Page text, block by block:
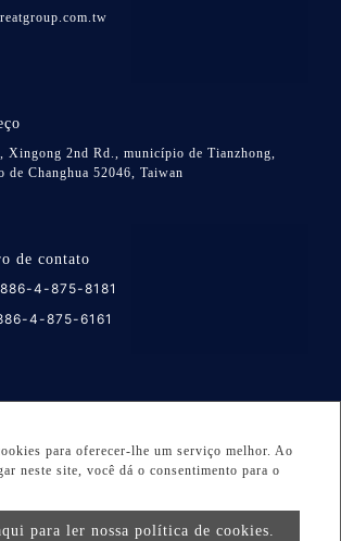
para oferecer-lhe um serviço melhor. Ao
neste site, você dá o consentimento para o
para ler nossa política de cookies.
Xingong 2nd Rd., município de Tianzhong,
de Changhua 52046, Taiwan
de contato
886-4-875-8181
4-875-6161
GREAT GROUP MEDICAL CO., LTD. All